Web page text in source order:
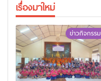
เรื่องมาใหม่
ข่าวกิจกรรม